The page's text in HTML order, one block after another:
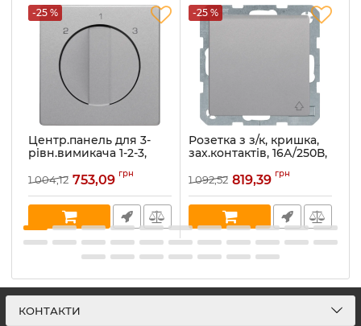
-25 %
Центр.панель для 3-
рівн.вимикача 1-2-3,
1084608400
Артикул:1084608400
В наявності:
1 004,12 753,09 грн
-25 %
Розетка з з/к, кришка,
зах.контактів, 16А/250В,
Артикул: 47516084
В наявності:6
1 092,52 819,39 грн
КОНТАКТИ